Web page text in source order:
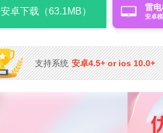
安卓下载（63.1MB） 雷
安卓
支持系统 安卓4.5+ or ios 10.0+